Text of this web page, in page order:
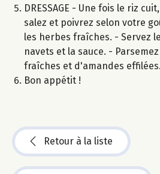
DRESSAGE - Une fois le riz
salez et poivrez selon votre
les herbes fraîches. - Servez
navets et la sauce. -
fraîches et d'amandes effilées.
Bon appétit !
Retour à la liste